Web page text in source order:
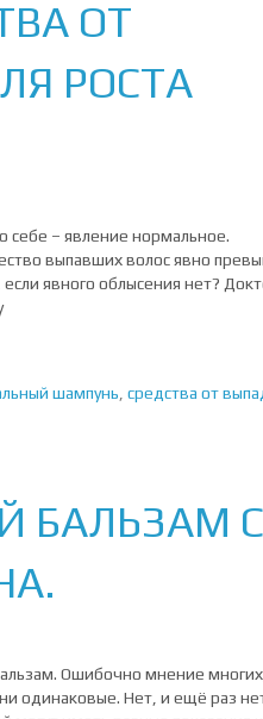
ОТ
РОСТА
себе – явление нормальное.
выпавших волос явно
явного облысения нет?
шампунь средства от
БАЛЬЗАМ С
Ошибочно мнение
одинаковые. Нет, и ещё раз